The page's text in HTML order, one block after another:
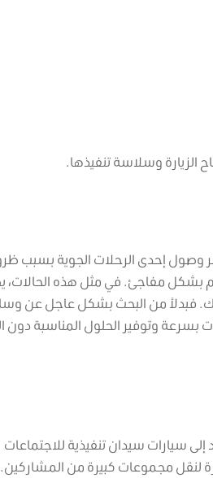
الزيارة وسلاسة تنفيذها.
وصول إحدى الرحلات الجوية بسبب
بشكل مفاجئ. في مثل هذه الحالات،
فبدلاً من البحث بشكل عاجل عن
بسرعة وتوفير الحلول المناسبة دون
سيارات سيدان تنفيذية للاجتماعات
لنقل مجموعات كبيرة من